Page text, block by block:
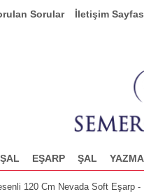
Sorular İletişim
EŞARP ŞAL
120 Cm Nevada Soft Eşarp -